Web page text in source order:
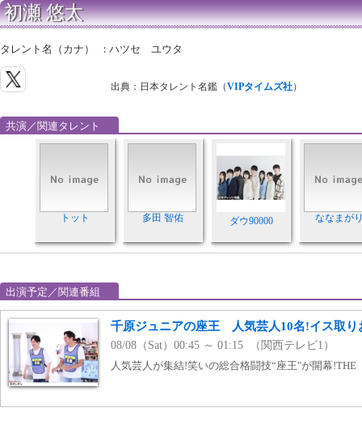
初瀬 悠太
タレント名（カナ） ：ハツセ ユウタ
出典：日本タレント名鑑（VIPタイムズ社）
共演／関連タレント
トット 多田 智佑 ダウ90000 ななまが
出演予定／関連番組
千原ジュニアの座王 人気芸人10名!イス取り
08/08（Sat）00:45 ～ 01:15 （関西テレビ1）
人気芸人が集結!笑いの総合格闘技“座王"が開幕